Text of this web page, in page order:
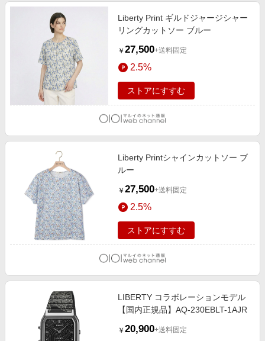
Liberty Print ギルドジャージシャー
リングカットソー ブルー
￥ 27,500+送料固定
2.5%
ストアにすすむ
Liberty Printシャインカットソー ブ
ルー
￥ 27,500+送料固定
2.5%
ストアにすすむ
LIBERTY コラボレーションモデル
【国内正規品】AQ-230EBLT-1AJR
￥ 20,900+送料固定